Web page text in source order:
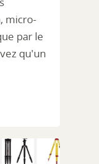
micro-
par le
qu'un